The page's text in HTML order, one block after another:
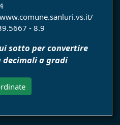
- 8.9
sotto per convertire
decimali a gradi